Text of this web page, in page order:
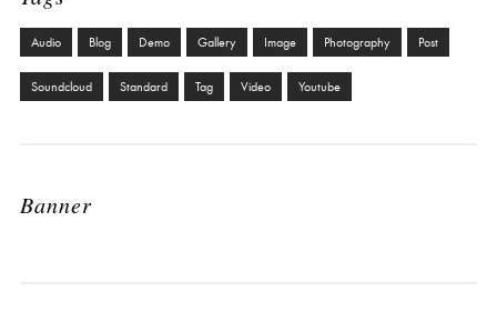
Audio Blog Demo Gallery Image Photography Post
Soundcloud Standard Tag Video Youtube
Banner